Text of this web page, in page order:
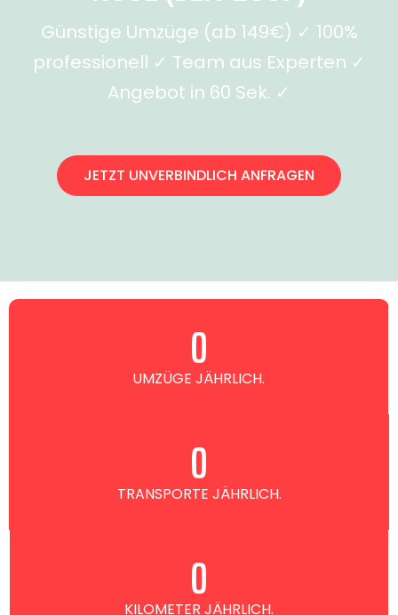
Günstige Umzüge (ab 149€) ✓ 100%
professionell ✓ Team aus Experten ✓
Angebot in 60 Sek. ✓
JETZT UNVERBINDLICH ANFRAGEN
UMZÜGE JÄHRLICH.
0
TRANSPORTE JÄHRLICH.
0
KILOMETER JÄHRLICH.
0